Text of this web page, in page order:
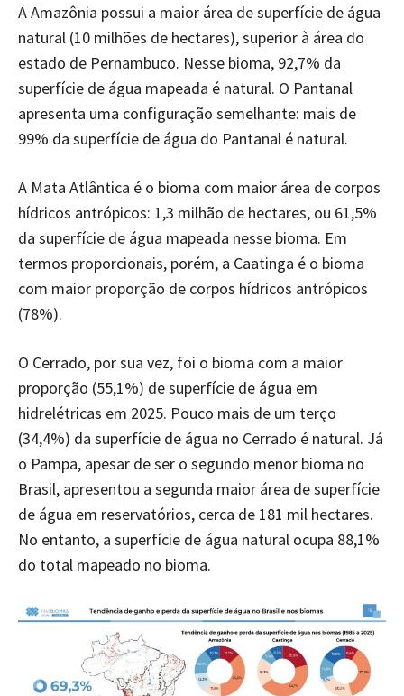
A Amazônia possui a maior área de superfície de água
natural (10 milhões de hectares), superior à área do
estado de Pernambuco. Nesse bioma, 92,7% da
superfície de água mapeada é natural. O Pantanal
apresenta uma configuração semelhante: mais de
99% da superfície de água do Pantanal é natural.
A Mata Atlântica é o bioma com maior área de corpos
hídricos antrópicos: 1,3 milhão de hectares, ou 61,5%
da superfície de água mapeada nesse bioma. Em
termos proporcionais, porém, a Caatinga é o bioma
com maior proporção de corpos hídricos antrópicos
(78%).
O Cerrado, por sua vez, foi o bioma com a maior
proporção (55,1%) de superfície de água em
hidrelétricas em 2025. Pouco mais de um terço
(34,4%) da superfície de água no Cerrado é natural. Já
o Pampa, apesar de ser o segundo menor bioma no
Brasil, apresentou a segunda maior área de superfície
de água em reservatórios, cerca de 181 mil hectares.
No entanto, a superfície de água natural ocupa 88,1%
do total mapeado no bioma.